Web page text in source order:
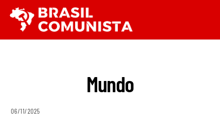
para
o
Mundo
06/11/2025